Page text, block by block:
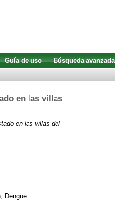
Guía de uso
Búsqueda avanzada
en las villas
en las villas del
Dengue